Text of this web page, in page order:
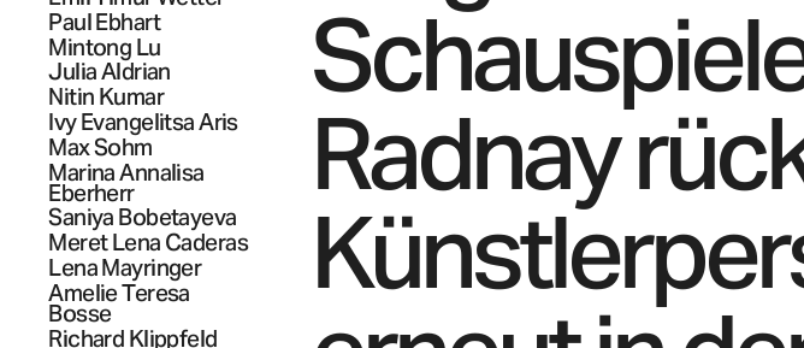
PaulEbhart
Mintong Lu
JuliaAldrian
Nitin Kumar
Ivy EvangelitsaAris
MaxSohm
Marina Annalisa
Eberherr
Saniya Bobetayeva
Meret Lena Caderas
LenaMayringer
Amelie Teresa
Bosse
Richard Klippfeld
Radnay